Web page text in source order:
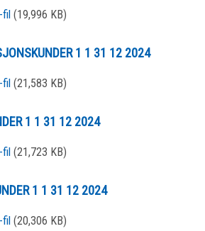
fil (19,996 KB)
1 1 31 12 2024
fil (21,583 KB)
1 1 31 12 2024
fil (21,723 KB)
1 1 31 12 2024
fil (20,306 KB)